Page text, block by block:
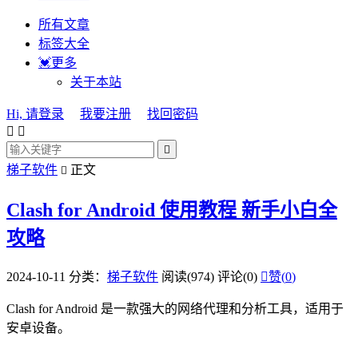
所有文章
标签大全
💓更多
关于本站
Hi, 请登录 我要注册
找回密码
 

梯子软件  正文
Clash for Android 使用教程 新手小白全
攻略
2024-10-11 分类： 梯子软件 阅读(974) 评论(0) 赞(0)
Clash for Android 是一款强大的网络代理和分析工具，适用于
安卓设备。